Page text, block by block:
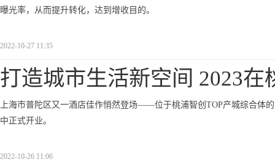
曝光率，从而提升转化，达到增收目的。
2022-10-27 11:35
打造城市生活新空间 2023在
上海市普陀区又一酒店佳作悄然登场——位于桃浦智创TOP产城综合体
中正式开业。
2022-10-26 11:06